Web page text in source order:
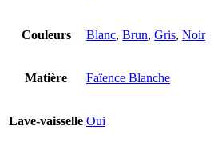
Couleurs Blanc, Brun, Gris, Noir
Matière Faïence Blanche
Lave-vaisselle Oui